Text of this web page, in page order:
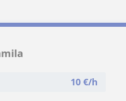
10 €/h